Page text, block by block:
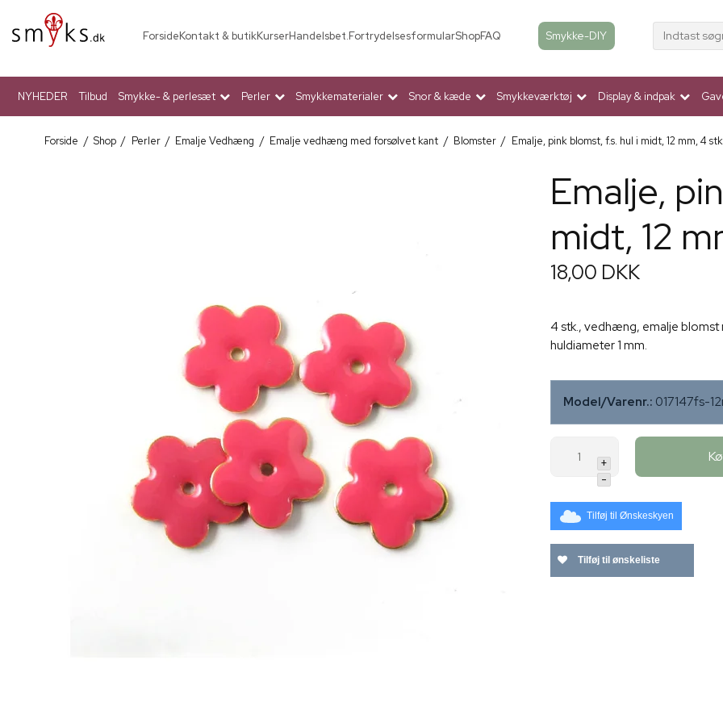
ForsideKontakt & butikKurserHandelsbet.FortrydelsesformularShopFAQ Smykke-DIY Indtast
NYHEDER Tilbud Smykke- & perlesæt Perler Smykkematerialer Snor & kæde Smykkeværktøj Display & indpak
Forside / Shop / Perler / Emalje Vedhæng / Emalje vedhæng med forsølvet kant / Blomster / Emalje, pink blomst, f.s. hul i midt, 12 mm, 4 stk
Emalje,
midt, 12
18,00 DKK
4 stk., vedhæng, emalje blomst
huldiameter 1 mm.
Model/Varenr.: 017147fs-
+
-
Tilføj til Ønskeskyen
Tilføj til ønskeliste